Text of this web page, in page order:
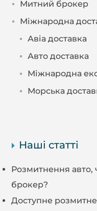
Митний брокер
Міжнародна
Авіа доставка
Авто доставка
Міжнародна
Морська
Наші статті
Розмитнення авто,
брокер?
Доступне